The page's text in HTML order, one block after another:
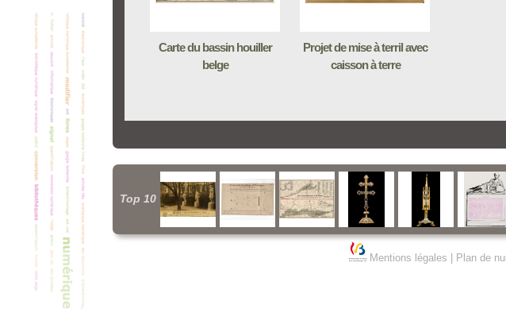
Carte du bassin houiller
belge
Projet de mise à terril avec
caisson à terre
Top 10
Mentions légales Plan de